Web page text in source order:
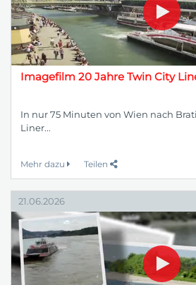
Imagefilm 20 Jahre Twin City
In nur 75 Minuten von Wien nach
Liner...
Mehr dazu Teilen
21.06.2026